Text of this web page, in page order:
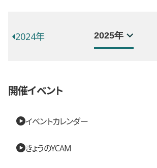
2024年
開催イベント
イベントカレンダー
きょうのYCAM